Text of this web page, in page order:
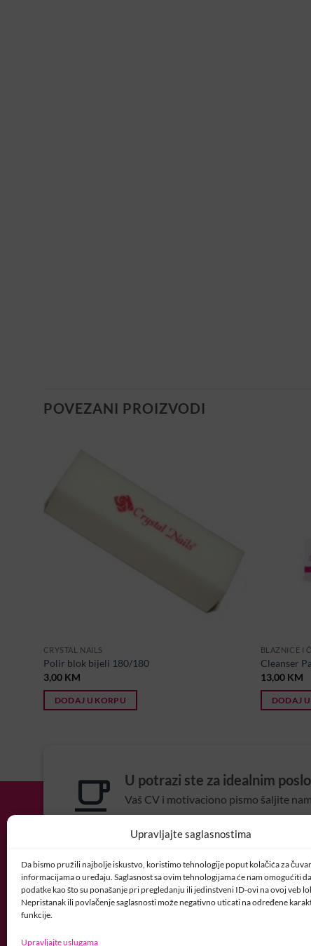
Upravljajte saglasnostima
Da bismo pružili najbolje iskustvo, koristimo tehnologije poput kolačića za
informacijama o uređaju. Saglasnost sa ovim tehnologijama će nam omogućiti
podatke kao što su ponašanje pri pregledanju ili jedinstveni ID-ovi na ovoj veb
Nepristanak ili povlačenje saglasnosti može negativno uticati na određene
funkcije.
Upravljajte uslugama
POVEZANI PROIZVODI
CRYSTAL NAILS
Polir blok bijeli 180/180
3,00 KM
DODAJ U KORPU
BLAZNICE I
Cleanser
13,00 KM
DODAJ
U potrazi ste za idealnim
Vaš CV i motivaciono pismo šaljite